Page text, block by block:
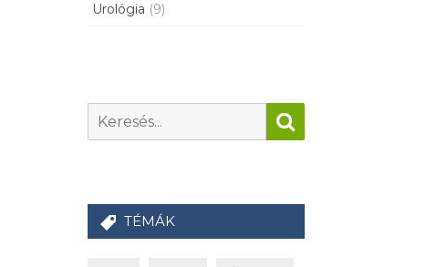
Urológia (9)
TÉMÁK